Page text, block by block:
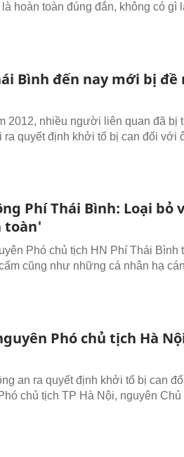
hoàn toàn đúng đắn, không có gì
Bình đến nay mới bị đề
2012, nhiều người liên quan đã bị
quyết định khởi tố bị can đối với
Phí Thái Bình: Loại bỏ
toàn'
Phó chủ tịch HN Phí Thái Bình
cũng như những cá nhân hạ
Phó chủ tịch Hà
an ra quyết định khởi tố bị can
chủ tịch TP Hà Nội, nguyên